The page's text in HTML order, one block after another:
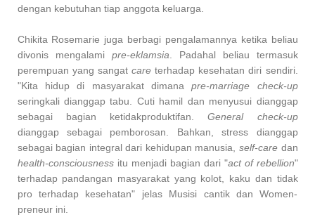
dengan kebutuhan tiap anggota keluarga.
Chikita Rosemarie juga berbagi pengalamannya ketika beliau
divonis mengalami pre-eklamsia . Padahal beliau termasuk
perempuan yang sangat careterhadap kesehatan diri sendiri.
"Kita hidup di masyarakat dimanapre-marriage check-up
seringkali dianggap tabu. Cuti hamil dan menyusui dianggap
sebagai bagian ketidakproduktifan.General check-up
dianggap sebagai pemborosan. Bahkan, stress dianggap
sebagai bagian integral dari kehidupan manusia, self-caredan
health-consciousnessitu menjadi bagian dari "act of rebellion"
terhadap pandangan masyarakat yang kolot, kaku dan tidak
pro terhadap kesehatan" jelas Musisi cantik dan Women-
preneur ini.